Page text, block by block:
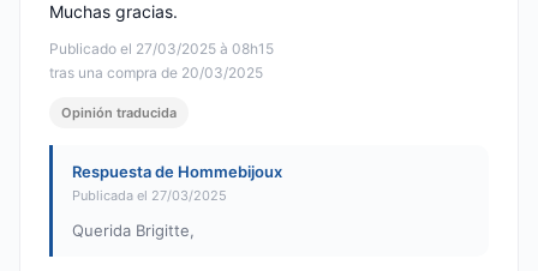
Publicado el 27/03/2025 à 08h15
tras una compra de 20/03/2025
Muchas gracias.
Opinión traducida
Respuesta de Hommebijoux
Publicada el 27/03/2025
Querida Brigitte,